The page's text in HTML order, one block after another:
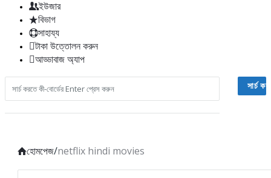
ইউজার
বিভাগ
সাহায্য
টাকা উত্তোলন করুন
আড্ডাবাজ অ্যাপ
হোমপেজ/netflix hindi movies